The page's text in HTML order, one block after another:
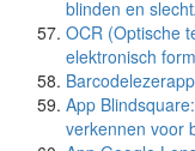
blinden en
OCR (Optische
elektronisch
App
verkennen voor